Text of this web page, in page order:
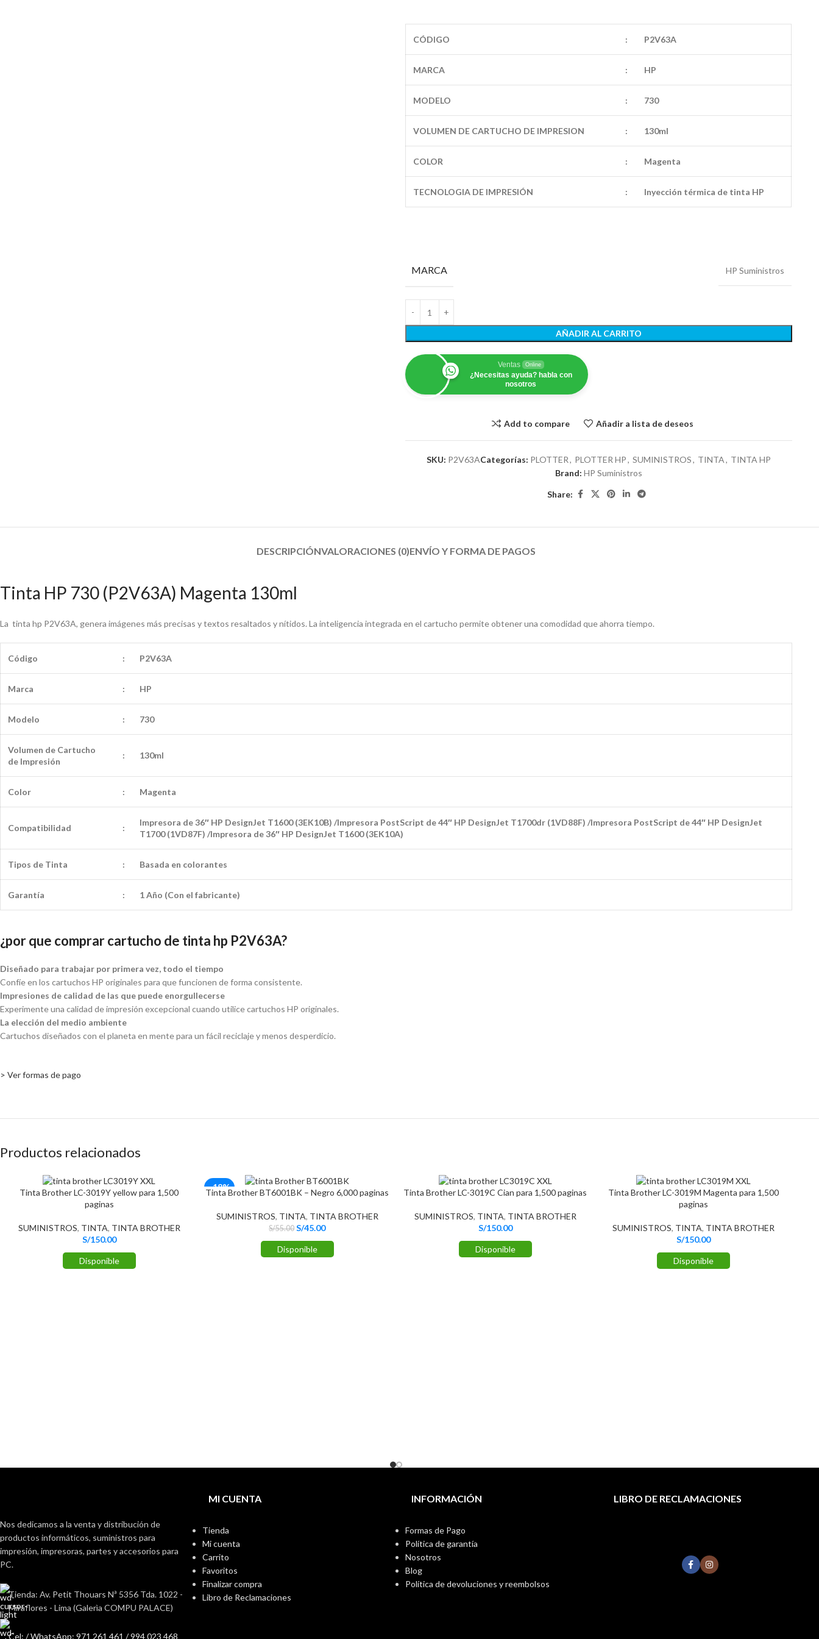
CÓDIGO : P2V63A
MARCA : HP
MODELO : 730
VOLUMEN DE CARTUCHO DE IMPRESION : 130ml
COLOR : Magenta
TECNOLOGIA DE IMPRESIÓN : Inyección térmica de tinta HP
MARCA HP Suministros
AÑADIR AL CARRITO
Ventas Online
¿Necesitas ayuda? habla con
nosotros
Add to compare Añadir a lista de deseos
SKU: P2V63ACategorías: PLOTTER, PLOTTER HP, SUMINISTROS, TINTA, TINTA HP
Brand: HP Suministros
Share:
DESCRIPCIÓNVALORACIONES (0)ENVÍO Y FORMA DE PAGOS​
Tinta HP 730 (P2V63A) Magenta 130ml
La tinta hp P2V63A, genera imágenes más precisas y textos resaltados y nítidos. La inteligencia integrada en el cartucho permite obtener una comodidad que ahorra tiempo.
Código : P2V63A
Marca : HP
Modelo : 730
Volumen de Cartucho
de Impresión
: 130ml
Color : Magenta
Compatibilidad :
Impresora de 36″ HP DesignJet T1600 (3EK10B) /Impresora PostScript de 44″ HP DesignJet T1700dr (1VD88F) /Impresora PostScript de 44″ HP DesignJet
T1700 (1VD87F) /Impresora de 36″ HP DesignJet T1600 (3EK10A)
Tipos de Tinta : Basada en colorantes
Garantía : 1 Año (Con el fabricante)
¿por que comprar cartucho de tinta hp P2V63A?
Diseñado para trabajar por primera vez, todo el tiempo
Confíe en los cartuchos HP originales para que funcionen de forma consistente.
Impresiones de calidad de las que puede enorgullecerse
Experimente una calidad de impresión excepcional cuando utilice cartuchos HP originales.
La elección del medio ambiente
Cartuchos diseñados con el planeta en mente para un fácil reciclaje y menos desperdicio.
> Ver formas de pago
Productos relacionados
Tinta Brother LC-3019Y yellow para 1,500
paginas
SUMINISTROS, TINTA, TINTA BROTHER
S/150.00
Disponible
-18%
Tinta Brother BT6001BK – Negro 6,000 paginas
SUMINISTROS, TINTA, TINTA BROTHER
S/55.00 S/45.00
Disponible
Tinta Brother LC-3019C Cian para 1,500 paginas
SUMINISTROS, TINTA, TINTA BROTHER
S/150.00
Disponible
Tinta Brother LC-3019M Magenta para 1,500
paginas
SUMINISTROS, TINTA, TINTA BROTHER
S/150.00
Disponible
Nos dedicamos a la venta y distribución de
productos informáticos, suministros para
impresión, impresoras, partes y accesorios para
PC.
Tienda: Av. Petit Thouars Nª 5356 Tda. 1022 -
Miraflores - Lima (Galerìa COMPU PALACE)
Cel: / WhatsApp: 971 261 461 / 994 023 468
MI CUENTA
Tienda
Mi cuenta
Carrito
Favoritos
Finalizar compra
Libro de Reclamaciones
INFORMACIÓN
Formas de Pago
Política de garantía
Nosotros
Blog
Política de devoluciones y reembolsos
LIBRO DE RECLAMACIONES